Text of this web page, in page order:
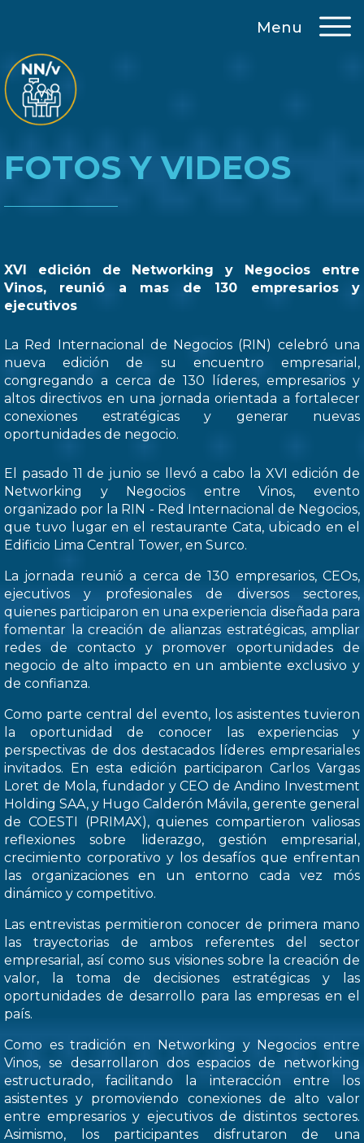
Menu
FOTOS Y VIDEOS
XVI edición de Networking y Negocios entre
Vinos, reunió a mas de 130 empresarios y
ejecutivos
La Red Internacional de Negocios (RIN) celebró una
nueva edición de su encuentro empresarial,
congregando a cerca de 130 líderes, empresarios y
altos directivos en una jornada orientada a fortalecer
conexiones estratégicas y generar nuevas
oportunidades de negocio.
El pasado 11 de junio se llevó a cabo la XVI edición de
Networking y Negocios entre Vinos, evento
organizado por la RIN - Red Internacional de Negocios,
que tuvo lugar en el restaurante Cata, ubicado en el
Edificio Lima Central Tower, en Surco.
La jornada reunió a cerca de 130 empresarios, CEOs,
ejecutivos y profesionales de diversos sectores,
quienes participaron en una experiencia diseñada para
fomentar la creación de alianzas estratégicas, ampliar
redes de contacto y promover oportunidades de
negocio de alto impacto en un ambiente exclusivo y
de confianza.
Como parte central del evento, los asistentes tuvieron
la oportunidad de conocer las experiencias y
perspectivas de dos destacados líderes empresariales
invitados. En esta edición participaron Carlos Vargas
Loret de Mola, fundador y CEO de Andino Investment
Holding SAA, y Hugo Calderón Mávila, gerente general
de COESTI (PRIMAX), quienes compartieron valiosas
reflexiones sobre liderazgo, gestión empresarial,
crecimiento corporativo y los desafíos que enfrentan
las organizaciones en un entorno cada vez mós
dinámico y competitivo.
Las entrevistas permitieron conocer de primera mano
las trayectorias de ambos referentes del sector
empresarial, así como sus visiones sobre la creación de
valor, la toma de decisiones estratégicas y las
oportunidades de desarrollo para las empresas en el
país.
Como es tradición en Networking y Negocios entre
Vinos, se desarrollaron dos espacios de networking
estructurado, facilitando la interacción entre los
asistentes y promoviendo conexiones de alto valor
entre empresarios y ejecutivos de distintos sectores.
Asimismo, los participantes disfrutaron de una